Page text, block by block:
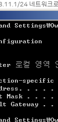
24 네트워크